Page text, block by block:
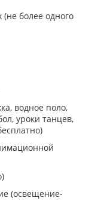
более одного
водное поло,
уроки танцев,
(освещение-